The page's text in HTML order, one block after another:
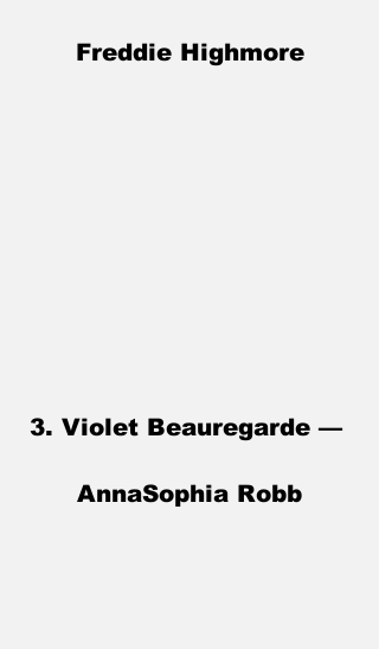
Freddie Highmore
3. Violet Beauregarde —
AnnaSophia Robb